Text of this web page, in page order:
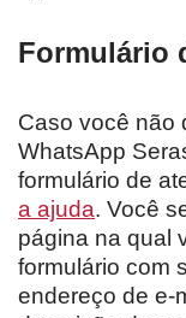
Formulário
Caso você não
WhatsApp
formulário de
a ajuda. Você
página na qual
formulário com
endereço de e-